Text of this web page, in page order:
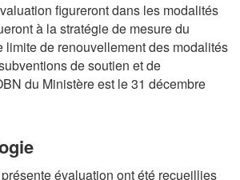
figureront dans les modalités
à la stratégie de mesure du
limite de renouvellement des modalités
de soutien et de
du Ministère est le 31 décembre
évaluation ont été recueillies